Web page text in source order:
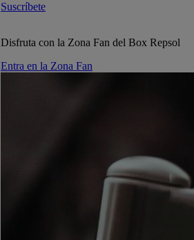
Suscríbete
Disfruta con la Zona Fan del Box Repsol
Entra en la Zona Fan